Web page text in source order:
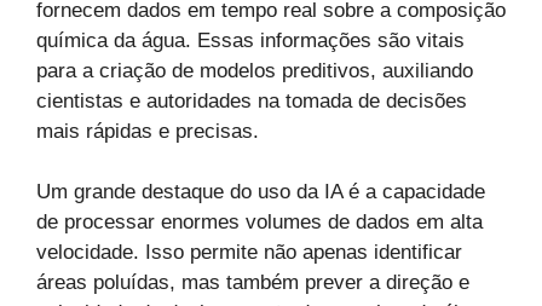
fornecem dados em tempo real sobre a composição
química da água. Essas informações são vitais
para a criação de modelos preditivos, auxiliando
cientistas e autoridades na tomada de decisões
mais rápidas e precisas.
Um grande destaque do uso da IA é a capacidade
de processar enormes volumes de dados em alta
velocidade. Isso permite não apenas identificar
áreas poluídas, mas também prever a direção e